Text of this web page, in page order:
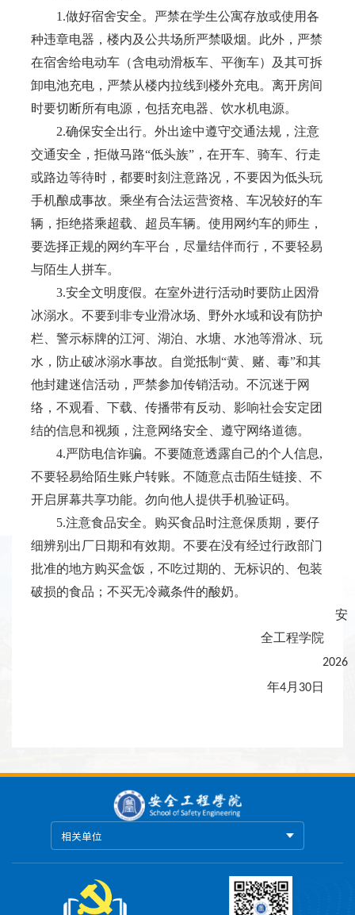
1.做好宿舍安全。严禁在学生公寓存放或使用各
种违章电器，楼内及公共场所严禁吸烟。此外，严禁
在宿舍给电动车（含电动滑板车、平衡车）及其可拆
卸电池充电，严禁从楼内拉线到楼外充电。离开房间
时要切断所有电源，包括充电器、饮水机电源。
2.确保安全出行。外出途中遵守交通法规，注意
交通安全，拒做马路“低头族”，在开车、骑车、行走
或路边等待时，都要时刻注意路况，不要因为低头玩
手机酿成事故。乘坐有合法运营资格、车况较好的车
辆，拒绝搭乘超载、超员车辆。使用网约车的师生，
要选择正规的网约车平台，尽量结伴而行，不要轻易
与陌生人拼车。
3.安全文明度假。在室外进行活动时要防止因滑
冰溺水。不要到非专业滑冰场、野外水域和设有防护
栏、警示标牌的江河、湖泊、水塘、水池等滑冰、玩
水，防止破冰溺水事故。自觉抵制“黄、赌、毒”和其
他封建迷信活动，严禁参加传销活动。不沉迷于网
络，不观看、下载、传播带有反动、影响社会安定团
结的信息和视频，注意网络安全、遵守网络道德。
4.严防电信诈骗。不要随意透露自己的个人信息,
不要轻易给陌生账户转账。不随意点击陌生链接、不
开启屏幕共享功能。勿向他人提供手机验证码。
5.注意食品安全。购买食品时注意保质期，要仔
细辨别出厂日期和有效期。不要在没有经过行政部门
批准的地方购买盒饭，不吃过期的、无标识的、包装
破损的食品；不买无冷藏条件的酸奶。
安
全工程学院
2026
年4月 30日
相关单位